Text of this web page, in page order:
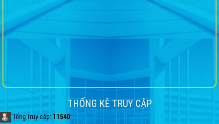
THỐNG KÊ TRUY CẬP
Tổng truy cập: 11540